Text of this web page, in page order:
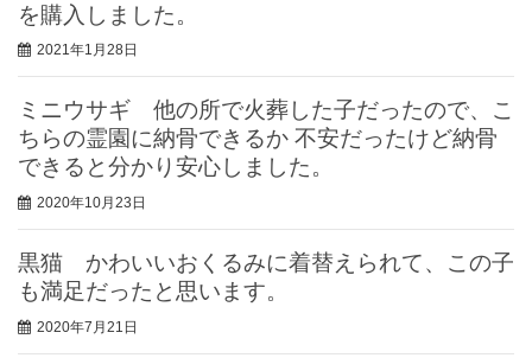
を購入しました。
2021年1月28日
ミニウサギ 他の所で火葬した子だったので、こ
ちらの霊園に納骨できるか 不安だったけど納骨
できると分かり安心しました。
2020年10月23日
黒猫 かわいいおくるみに着替えられて、この子
も満足だったと思います。
2020年7月21日